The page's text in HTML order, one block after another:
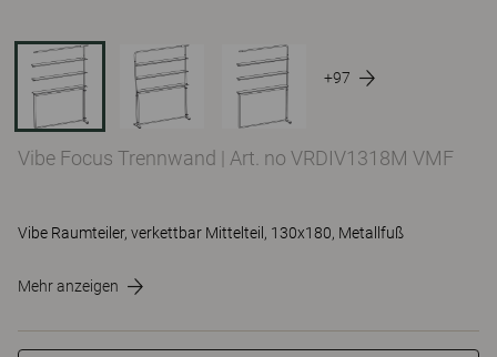
+97
Vibe Focus Trennwand | Art. no VRDIV1318M VMF
Vibe Raumteiler, verkettbar Mittelteil, 130x180, Metallfuß
Mehr anzeigen